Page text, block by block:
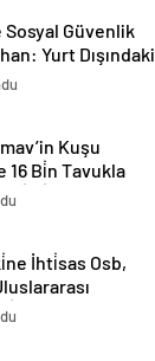
Sosyal Güvenlik
Yurt Dışındaki
Başvuruları
Kuşu
16 Bi̇n Tavukla
Başladı
İhti̇sas Osb,
Başarılarıyla Öne